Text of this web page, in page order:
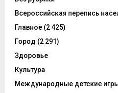
Всероссийская перепись
Главное (2 425)
Город (2 291)
Здоровье
Культура
Международные детские